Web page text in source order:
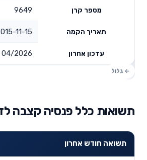
מספר קרן 9649
תאריך הקמה 11-15 00:00:00
עדכון אחרון 04/2026
תשואות כלל פנסיה קצבה
תשואה חודש אחרון